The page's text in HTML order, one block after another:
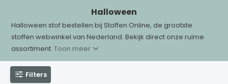
Halloween
Halloween stof bestellen bij Stoffen Online, de grootste
stoffen webwinkel van Nederland. Bekijk direct onze ruime
assortiment.Toon meer
Filters